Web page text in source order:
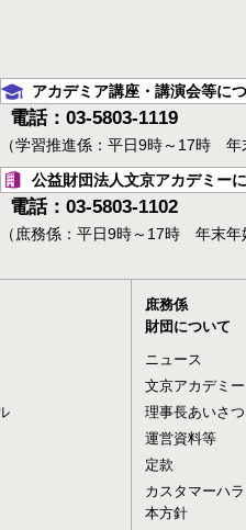
アカデミア講座・講演会等に
電話：03-5803-1119
（学習推進係：平日9時～17時
公益財団法人文京アカデミー
電話：03-5803-1102
（庶務係：平日9時～17時 年末
庶務係
財団について
ニュース
文京アカデミ
理事長あいさつ
運営資料等
定款
カスタマーハ
本方針